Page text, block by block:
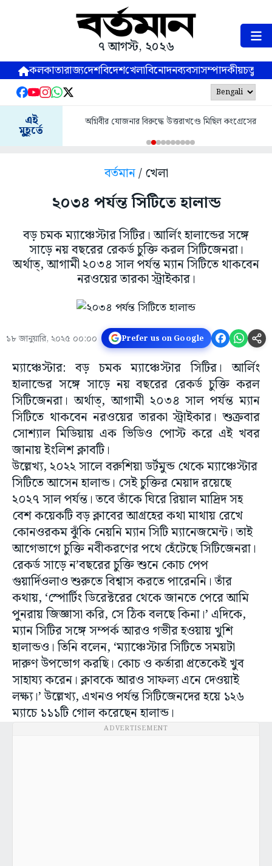
৭ আগস্ট, ২০২৬
কলকাতারাজ্যদেশবিদেশখেলাবিনোদনব্যবসাসম্পাদকীয়
এই
মুহূর্তে
অগ্নিবীর যোজনার বিরুদ্ধে উত্তরাখণ্ডে মিছিল কংগ্রেসের
বর্তমান/ খেলা
২০৩৪ পর্যন্ত সিটিতে হালান্ড
বড় চমক ম্যাঞ্চেস্টার সিটির। আর্লিং হালান্ডের সঙ্গে
সাড়ে নয় বছরের রেকর্ড চুক্তি করল সিটিজেনরা।
অর্থাত্, আগামী ২০৩৪ সাল পর্যন্ত ম্যান সিটিতে থাকবেন
নরওয়ের তারকা স্ট্রাইকার।
১৮ জানুয়ারি, ২০২৫ ০০:০০ Prefer us on Google
ম্যাঞ্চেস্টার: বড় চমক ম্যাঞ্চেস্টার সিটির। আর্লিং
হালান্ডের সঙ্গে সাড়ে নয় বছরের রেকর্ড চুক্তি করল
সিটিজেনরা। অর্থাত্, আগামী ২০৩৪ সাল পর্যন্ত ম্যান
সিটিতে থাকবেন নরওয়ের তারকা স্ট্রাইকার। শুক্রবার
সোশ্যাল মিডিয়ায় এক ভিডিও পোস্ট করে এই খবর
জানায় ইংলিশ ক্লাবটি।
উল্লেখ্য, ২০২২ সালে বরুশিয়া ডর্টমুন্ড থেকে ম্যাঞ্চেস্টার
সিটিতে আসেন হালান্ড। সেই চুক্তির মেয়াদ রয়েছে
২০২৭ সাল পর্যন্ত। তবে তাঁকে ঘিরে রিয়াল মাদ্রিদ সহ
বেশ কয়েকটি বড় ক্লাবের আগ্রহের কথা মাথায় রেখে
কোনওরকম ঝুঁকি নেয়নি ম্যান সিটি ম্যানেজমেন্ট। তাই
আগেভাগে চুক্তি নবীকরণের পথে হেঁটেছে সিটিজেনরা।
রেকর্ড সাড়ে ন’বছরের চুক্তি শুনে কোচ পেপ
গুয়ার্দিওলাও শুরুতে বিশ্বাস করতে পারেননি। তাঁর
কথায়, ‘স্পোর্টিং ডিরেক্টরের থেকে জানতে পেরে আমি
পুনরায় জিজ্ঞাসা করি, সে ঠিক বলছে কিনা।’ এদিকে,
ম্যান সিটির সঙ্গে সম্পর্ক আরও গভীর হওয়ায় খুশি
হালান্ডও। তিনি বলেন, ‘ম্যাঞ্চেস্টার সিটিতে সময়টা
দারুণ উপভোগ করছি। কোচ ও কর্তারা প্রতেকেই খুব
সাহায্য করেন। ক্লাবকে আরও সাফল্য এনে দেওয়াই
লক্ষ্য।’ উল্লেখ্য, এখনও পর্যন্ত সিটিজেনদের হয়ে ১২৬
ম্যাচে ১১১টি গোল করেছেন হালান্ড।
ADVERTISEMENT